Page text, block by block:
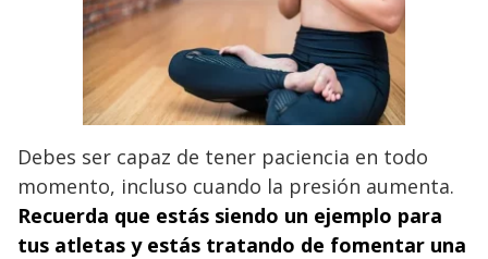
Debes ser capaz de tener paciencia en todo
momento, incluso cuando la presión aumenta.
Recuerda que estás siendo un ejemplo para
tus atletas y estás tratando de fomentar una